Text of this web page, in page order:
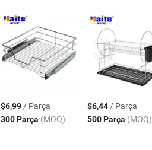
$6,99/ Parça
300 Parça (MOQ)
$6,44/ Parça
500 Parça (MOQ)